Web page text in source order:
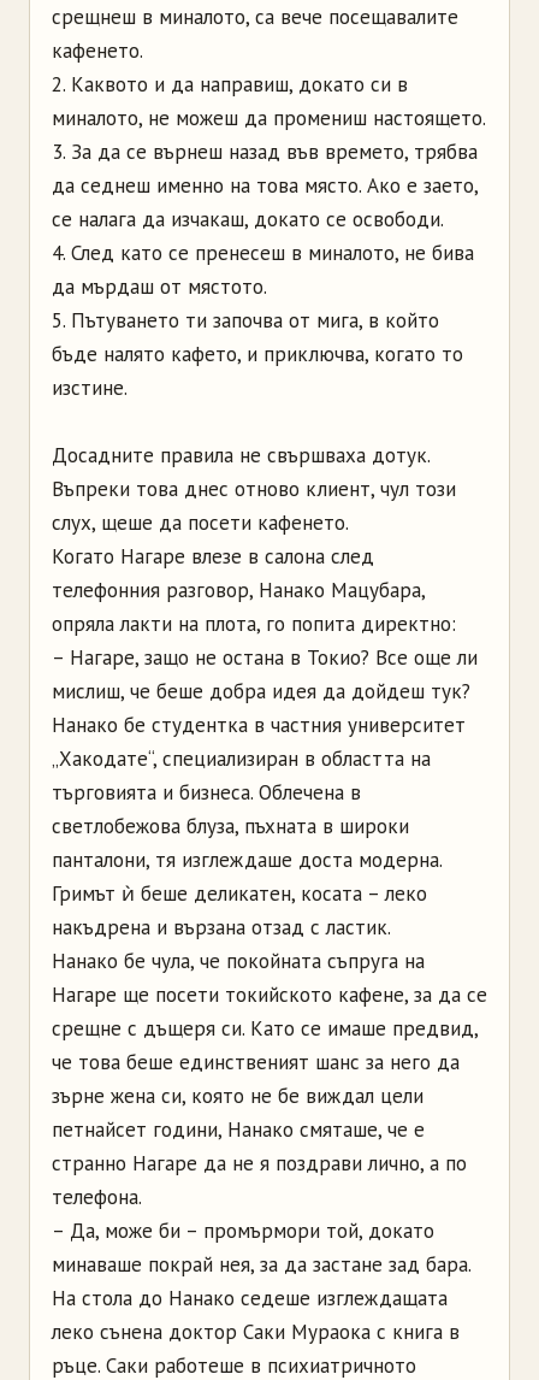
срещнеш в миналото, са вече посещавалите
кафенето.
2. Каквото и да направиш, докато си в
миналото, не можеш да промениш настоящето.
3. За да се върнеш назад във времето, трябва
да седнеш именно на това място. Ако е заето,
се налага да изчакаш, докато се освободи.
4. След като се пренесеш в миналото, не бива
да мърдаш от мястото.
5. Пътуването ти започва от мига, в който
бъде налято кафето, и приключва, когато то
изстине.
Досадните правила не свършваха дотук.
Въпреки това днес отново клиент, чул този
слух, щеше да посети кафенето.
Когато Нагаре влезе в салона след
телефонния разговор, Нанако Мацубара,
опряла лакти на плота, го попита директно:
– Нагаре, защо не остана в Токио? Все още ли
мислиш, че беше добра идея да дойдеш тук?
Нанако бе студентка в частния университет
„Хакодате“, специализиран в областта на
търговията и бизнеса. Облечена в
светлобежова блуза, пъхната в широки
панталони, тя изглеждаше доста модерна.
Гримът ѝ беше деликатен, косата – леко
накъдрена и вързана отзад с ластик.
Нанако бе чула, че покойната съпруга на
Нагаре ще посети токийското кафене, за да се
срещне с дъщеря си. Като се имаше предвид,
че това беше единственият шанс за него да
зърне жена си, която не бе виждал цели
петнайсет години, Нанако смяташе, че е
странно Нагаре да не я поздрави лично, а по
телефона.
– Да, може би – промърмори той, докато
минаваше покрай нея, за да застане зад бара.
На стола до Нанако седеше изглеждащата
леко сънена доктор Саки Мураока с книга в
ръце. Саки работеше в психиатричното